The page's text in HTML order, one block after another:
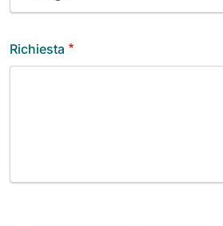
Richiesta